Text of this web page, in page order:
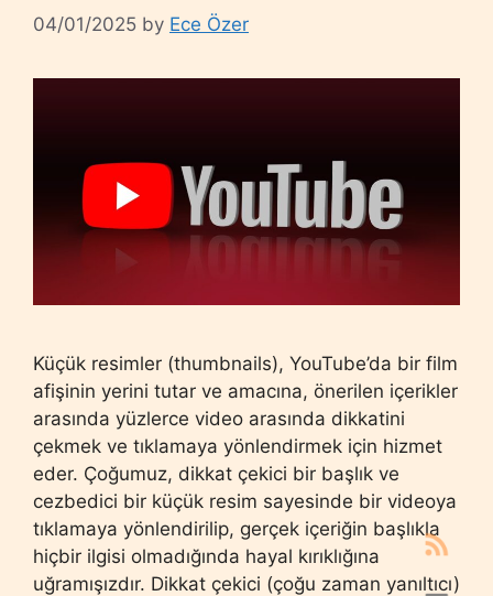
04/01/2025 by Ece Özer
Küçük resimler (thumbnails), YouTube’da bir film
afişinin yerini tutar ve amacına, önerilen içerikler
arasında yüzlerce video arasında dikkatini
çekmek ve tıklamaya yönlendirmek için hizmet
eder. Çoğumuz, dikkat çekici bir başlık ve
cezbedici bir küçük resim sayesinde bir videoya
tıklamaya yönlendirilip, gerçek içeriğin başlıkla
hiçbir ilgisi olmadığında hayal kırıklığına
uğramışızdır. Dikkat çekici (çoğu zaman yanıltıcı)